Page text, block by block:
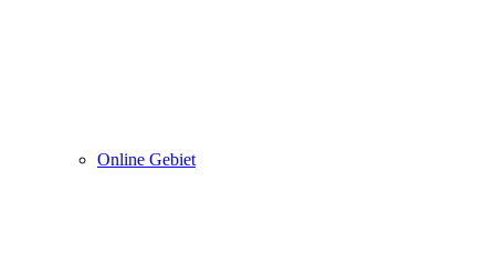
Online Gebiet